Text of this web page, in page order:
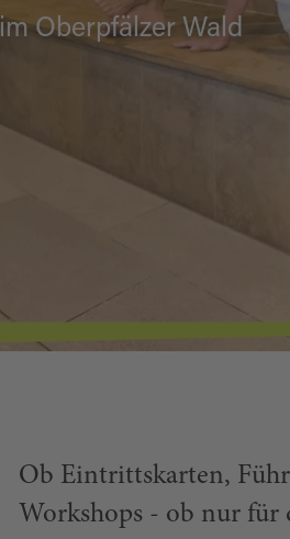
im Oberpfälzer Wald
Ob Eintrittskarten,
Workshops - ob nur für